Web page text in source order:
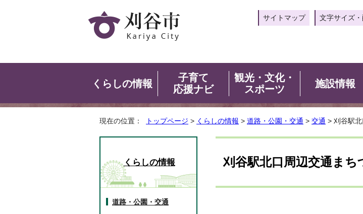
サイトマップ 文字サイズ
くらしの情報
子育て
応援ナビ
観光・文化・
スポーツ
施設情報
現在の位置： トップページ > くらしの情報 > 道路・公園・交通 > 交通 > 刈谷駅
刈谷駅北口周辺交通まち
くらしの情報
道路・公園・交通